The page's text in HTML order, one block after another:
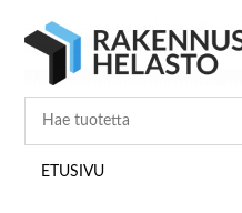
pääsisältöön
ensisijaiseen
alatunnisteeseen
ETUSIVU